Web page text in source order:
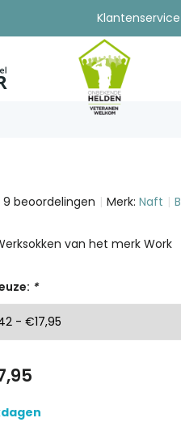
Klantenservice
9 beoordelingen Merk: Naft
van het merk Work
*